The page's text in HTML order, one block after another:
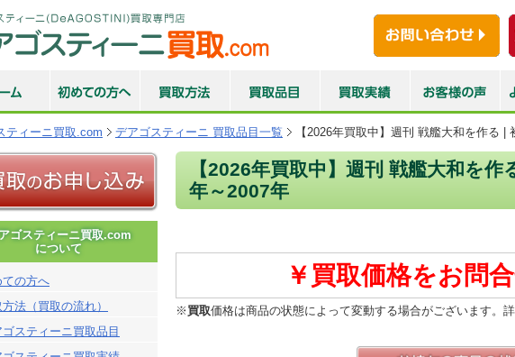
ティーニ買取.com デアゴスティーニ 買取品目一覧 【2026年買取中】週刊 戦艦大和を作る |
【2026年買取中】週刊 戦艦大和を
年～2007年
￥買取価格をお問
※ 買取価格は商品の状態によって変動する場合がございます。
ゴスティーニ買取.com
について
ての方へ
法（買取の流れ）
ゴスティーニ買取品目